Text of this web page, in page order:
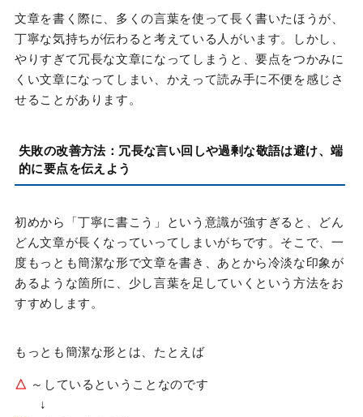
文章を書く際に、多くの言葉を使って長く書いたほうが、
丁寧な気持ちが伝わると考えている人がいます。しかし、
やりすぎて冗長な文章になってしまうと、要点をつかみに
くい文章になってしまい、かえって読み手に不便を感じさ
せることがあります。
失敗の改善方法：冗長な言い回しや過剰な敬語は避け、端
的に要点を伝えよう
初めから「丁寧に書こう」という意識が強すぎると、どん
どん文章が長くなっていってしまいがちです。そこで、一
度もっとも簡潔な形で文章を書き、あとから冷淡な印象が
あるような箇所に、少し言葉を足していくという方法をお
すすめします。
もっとも簡潔な形とは、たとえば
△
～しているということなのです
↓